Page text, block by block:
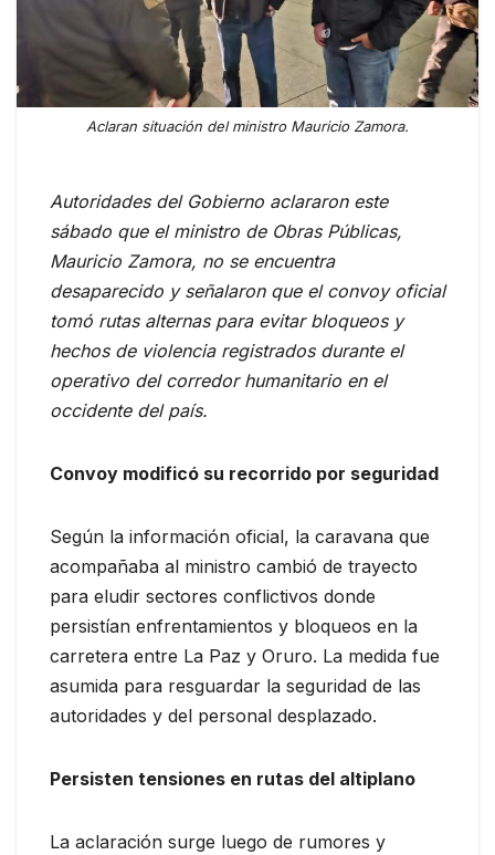
Aclaran situación del ministro Mauricio Zamora.
Autoridades del Gobierno aclararon este
sábado que el ministro de Obras Públicas,
Mauricio Zamora, no se encuentra
desaparecido y señalaron que el convoy oficial
tomó rutas alternas para evitar bloqueos y
hechos de violencia registrados durante el
operativo del corredor humanitario en el
occidente del país.
Convoy modificó su recorrido por seguridad
Según la información oficial, la caravana que
acompañaba al ministro cambió de trayecto
para eludir sectores conflictivos donde
persistían enfrentamientos y bloqueos en la
carretera entre La Paz y Oruro. La medida fue
asumida para resguardar la seguridad de las
autoridades y del personal desplazado.
Persisten tensiones en rutas del altiplano
La aclaración surge luego de rumores y